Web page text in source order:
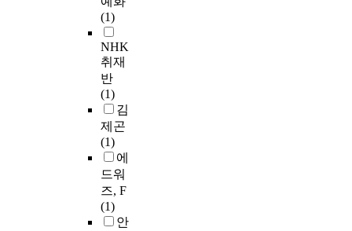
(1)
NHK
취재
반
(1)
김
제곤
(1)
에
드워
즈, F
(1)
안